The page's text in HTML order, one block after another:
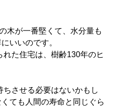
木が一番堅くて、水分量も
いいのです。
た住宅は、樹齢130年のヒ
させる必要はないかもし
ても人間の寿命と同じぐら